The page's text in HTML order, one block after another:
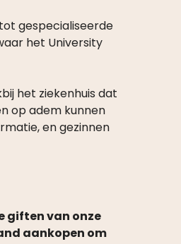
gespecialiseerde
het University
het ziekenhuis dat
op adem kunnen
en gezinnen
giften van onze
aankopen om